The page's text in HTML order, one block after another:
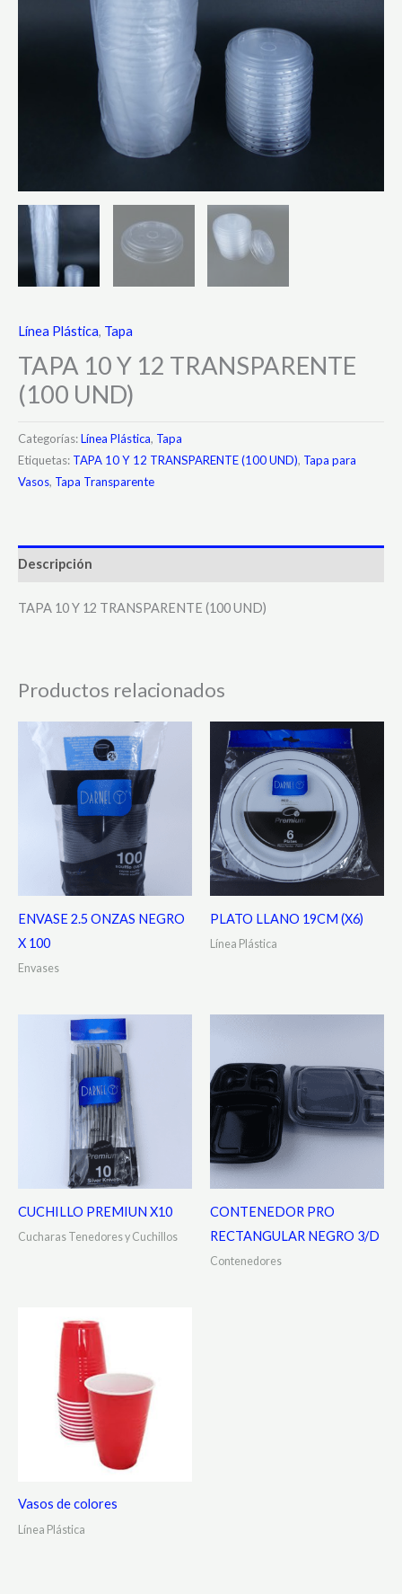
Línea Plástica, Tapa
TAPA 10 Y 12 TRANSPARENTE
(100 UND)
Categorías:Línea Plástica, Tapa
Etiquetas: TAPA 10 Y 12 TRANSPARENTE (100 UND), Tapa para
Vasos, Tapa Transparente
Descripción
TAPA 10 Y 12 TRANSPARENTE (100 UND)
Productos relacionados
ENVASE 2.5 ONZAS NEGRO
X 100
Envases
PLATO LLANO 19CM (X6)
Línea Plástica
CUCHILLO PREMIUN X10
Cucharas Tenedores y Cuchillos
CONTENEDOR PRO
RECTANGULAR NEGRO 3/D
Contenedores
Vasos de colores
Línea Plástica